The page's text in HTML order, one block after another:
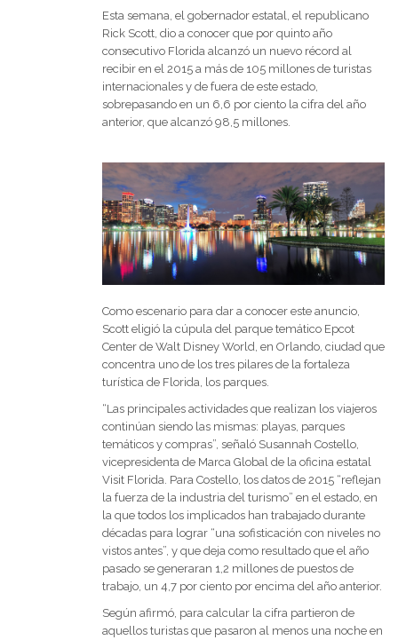
Esta semana, el gobernador estatal, el republicano
Rick Scott, dio a conocer que por quinto año
consecutivo Florida alcanzó un nuevo récord al
recibir en el 2015 a más de 105 millones de turistas
internacionales y de fuera de este estado,
sobrepasando en un 6,6 por ciento la cifra del año
anterior, que alcanzó 98,5 millones.
Como escenario para dar a conocer este anuncio,
Scott eligió la cúpula del parque temático Epcot
Center de Walt Disney World, en Orlando, ciudad que
concentra uno de los tres pilares de la fortaleza
turística de Florida, los parques.
“Las principales actividades que realizan los viajeros
continúan siendo las mismas: playas, parques
temáticos y compras”, señaló Susannah Costello,
vicepresidenta de Marca Global de la oficina estatal
Visit Florida. Para Costello, los datos de 2015 “reflejan
la fuerza de la industria del turismo” en el estado, en
la que todos los implicados han trabajado durante
décadas para lograr “una sofisticación con niveles no
vistos antes”, y que deja como resultado que el año
pasado se generaran 1,2 millones de puestos de
trabajo, un 4,7 por ciento por encima del año anterior.
Según afirmó, para calcular la cifra partieron de
aquellos turistas que pasaron al menos una noche en